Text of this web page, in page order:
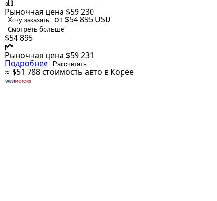
Рыночная цена $59 230
Хочу заказать от $54 895 USD
Смотреть больше
$54 895
Рыночная цена $59 231
Подробнее Рассчитать
≈ $51 788стоимость авто в Корее